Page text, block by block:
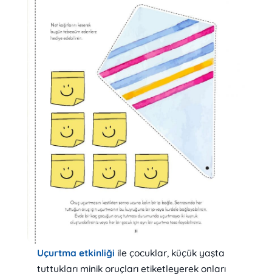
Uçurtma etkinliği ile çocuklar, küçük yaşta
tuttukları minik oruçları etiketleyerek onları